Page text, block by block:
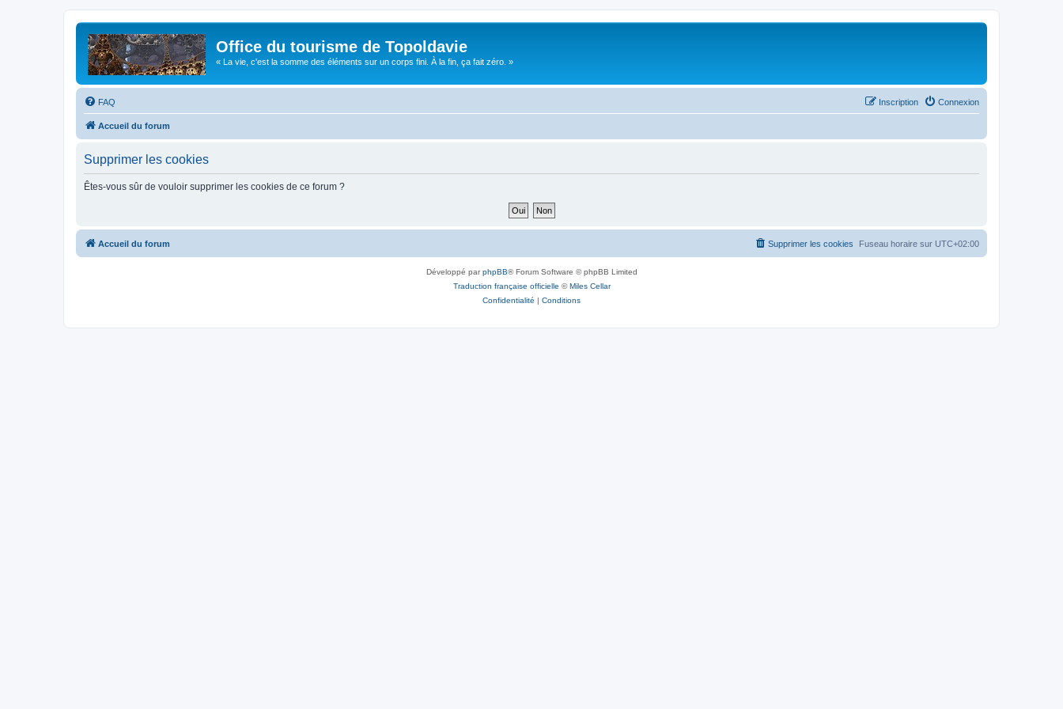
Office du tourisme de Topoldavie
« La vie, c'est la somme des éléments sur un corps fini. À la fin, ça fait zéro. »
FAQ Connexion
Inscription
Accueil du forum
Supprimer les cookies
Êtes-vous sûr de vouloir supprimer les cookies de ce forum ?
Accueil du forum Fuseau horaire sur UTC+02:00
Supprimer les cookies
Développé parphpBB® Forum Software © phpBB Limited
Traduction française officielle ©Miles Cellar
Confidentialité | Conditions